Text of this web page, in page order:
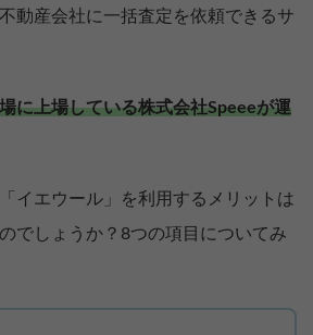
動産会社に一括査定を依頼できるサ
に上場している株式会社Speeeが運
イエウール」を利用するメリットは
でしょうか？8つの項目についてみ